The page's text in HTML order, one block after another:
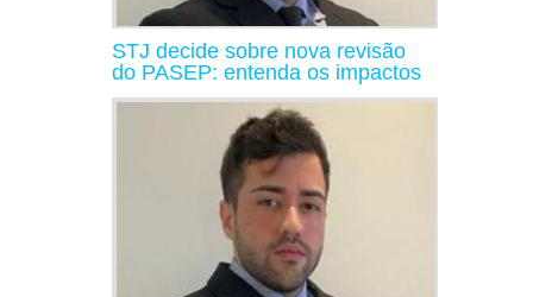
STJ decide sobre nova revisão
do PASEP: entenda os impactos